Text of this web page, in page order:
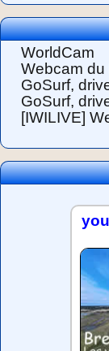
WorldCam
Webcam du
GoSurf,
GoSurf,
[IWILIVE]